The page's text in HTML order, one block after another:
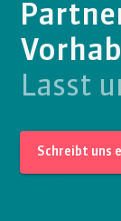
Lasst
Schreibt uns